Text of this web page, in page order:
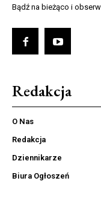
Bądź na bieżąco i
Redakcja
O Nas
Redakcja
Dziennikarze
Biura Ogłoszeń